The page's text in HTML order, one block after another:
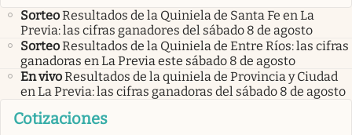
SorteoResultados de la Quiniela de Santa Fe en La
Previa: las cifras ganadores del sábado 8 de agosto
SorteoResultados de la Quiniela de Entre Ríos: las cifras
ganadoras en La Previa este sábado 8 de agosto
En vivoResultados de la quiniela de Provincia y Ciudad
en La Previa: las cifras ganadoras del sábado 8 de agosto
Cotizaciones